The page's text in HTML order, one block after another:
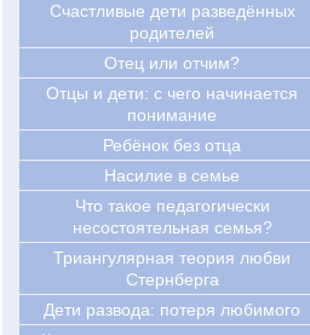
Счастливые дети разведённых
родителей
Отец или отчим?
Отцы и дети: с чего начинается
понимание
Ребёнок без отца
Насилие в семье
Что такое педагогически
несостоятельная семья?
Триангулярная теория любви
Стернберга
Дети развода: потеря любимого